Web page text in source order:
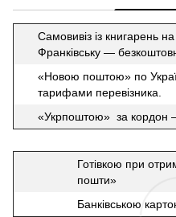
Самовивіз із книгарень
Франківську —
«Новою поштою» по
тарифами перевізника.
«Укрпоштою» за кордон
Готівкою при
пошти»
Банківською